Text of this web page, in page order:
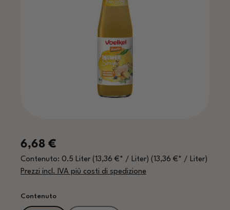
Prezzo normale:
6,68 €
Contenuto: 0.5 Liter (13,36 €* / Liter) (13,36 €* / Liter)
Prezzi incl. IVA più costi di spedizione
Seleziona
Contenuto